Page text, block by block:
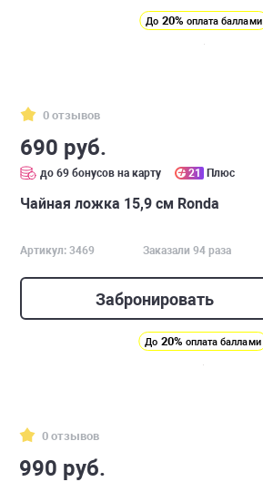
До 20% оплата баллами
0 отзывов
690 руб.
до 69 бонусов на карту 21 Плюс
Чайная ложка 15,9 см Ronda
Артикул: 3469 Заказали 94 раза
Забронировать
До 20% оплата баллами
0 отзывов
990 руб.